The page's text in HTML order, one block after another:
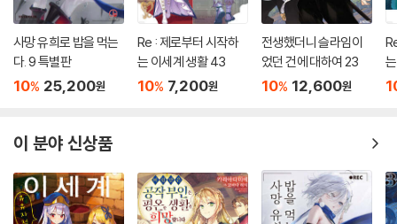
사망 유희로 밥을 먹는
다. 9 특별판
10% 25,200원
Re : 제로부터 시작하
는 이세계 생활 43
10% 7,200원
전생했더니 슬라임이
었던 건에 대하여 23
10% 12,600원
이 분야 신상품